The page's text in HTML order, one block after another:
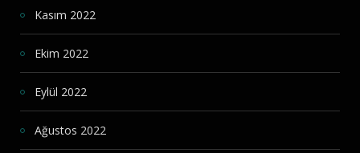
Kasım 2022
Ekim 2022
Eylül 2022
Ağustos 2022